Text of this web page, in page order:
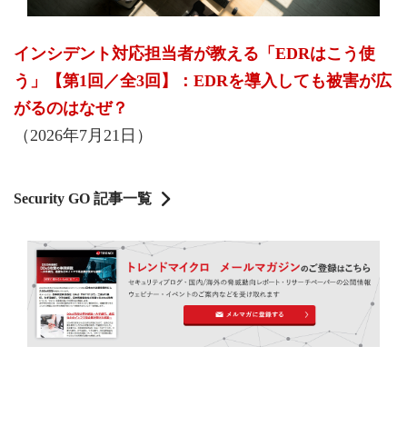
インシデント対応担当者が教える「EDRはこう使
う」【第1回／全3回】：EDRを導入しても被害が広
がるのはなぜ？
（2026年7月21日）
Security GO 記事一覧